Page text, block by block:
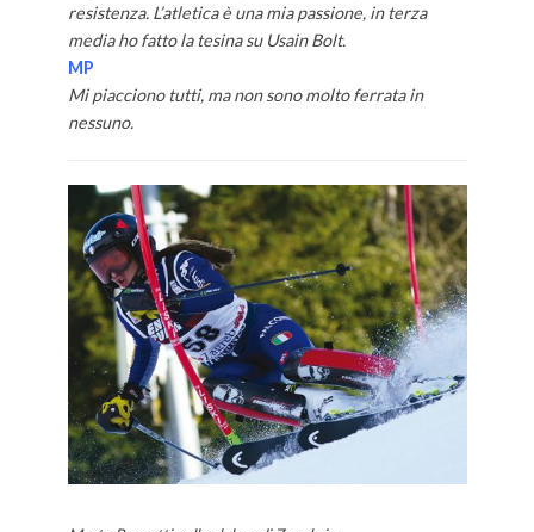
resistenza. L’atletica è una mia passione, in terza
media ho fatto la tesina su Usain Bolt.
MP
Mi piacciono tutti, ma non sono molto ferrata in
nessuno.